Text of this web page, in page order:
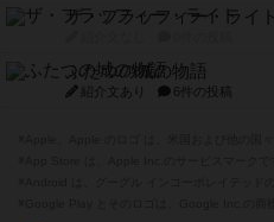
ザ・フラッフィー・ライト
ふたつの城の物語
紹介文あり 6件の投稿